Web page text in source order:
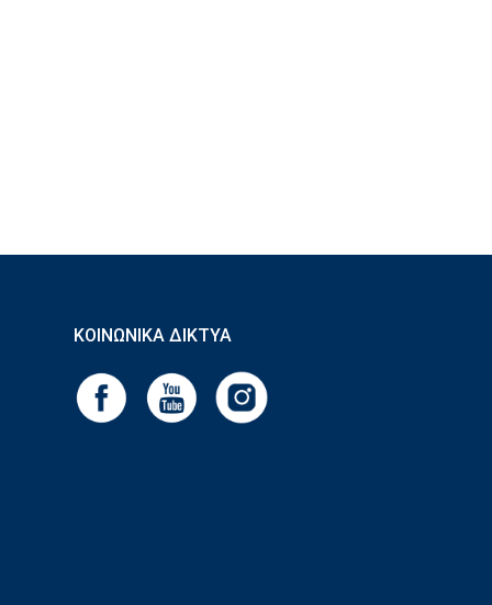
ΚΟΙΝΩΝΙΚΆ ΔΊΚΤΥΑ